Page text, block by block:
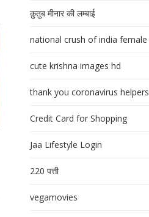
क़ुतुब मीनार की लम्बाई
national crush of india female
cute krishna images hd
thank you coronavirus helpers
Credit Card for Shopping
Jaa Lifestyle Login
220 पत्ती
vegamovies